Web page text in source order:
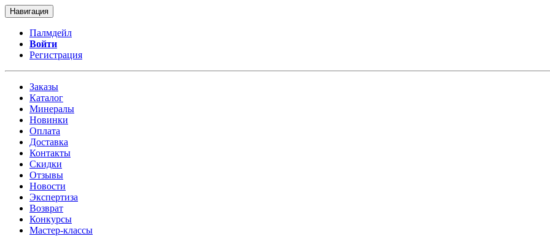
Навигация
Палмдейл
Войти
Регистрация
Заказы
Каталог
Минералы
Новинки
Оплата
Доставка
Контакты
Скидки
Отзывы
Новости
Экспертиза
Возврат
Конкурсы
Мастер-классы